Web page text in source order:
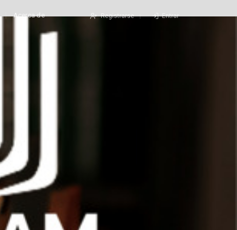
Acerca de Registrarse Entrar